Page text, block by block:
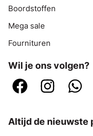
Boordstoffen
Mega sale
Fournituren
Wil je ons volgen?
Altijd de nieuwste